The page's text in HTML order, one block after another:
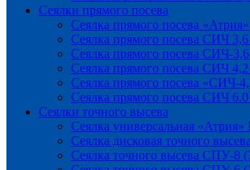
Сеялки прямого посева
Сеялка прямого посева «Атрия»
Сеялка прямого посева СИЧ
Сеялка прямого посева СИЧ-
Сеялка прямого посева СИЧ
Сеялка прямого посева «СИЧ-
Сеялка прямого посева СИЧ
Сеялки точного высева
Сеялка универсальная
Сеялка дисковая точного
Сеялка точного высева СПУ-8